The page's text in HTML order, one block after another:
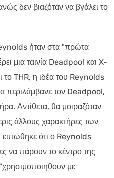
δεν βιαζόταν να βγάλει το
ήταν στα "πρώτα
μια ταινία Deadpool και X-
THR, η ιδέα του Reynolds
περιλάμβανε τον Deadpool,
Αντίθετα, θα μοιραζόταν
άλλους χαρακτήρες των
ειπώθηκε ότι ο Reynolds
να πάρουν το κέντρο της
με